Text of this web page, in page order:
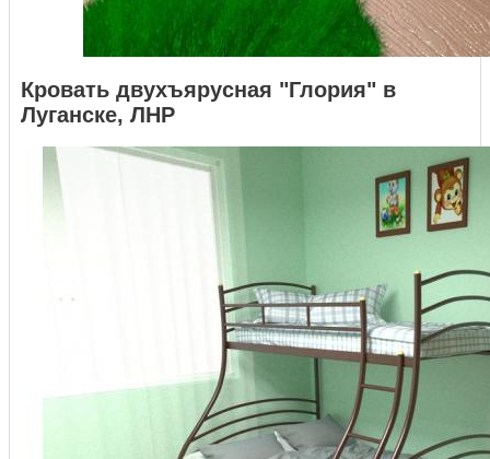
Кровать двухъярусная "Глория" в
Луганске, ЛНР